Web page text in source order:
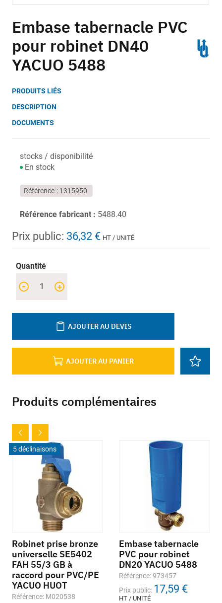
to
the
beginning
of
the
gallery
Embase tabernacle PVC
pour robinet DN40
YACUO 5488
PRODUITS LIÉS
DESCRIPTION
DOCUMENTS
stocks / disponibilité
En stock
Référence 1315950
Référence fabricant : 5488.40
Prix public: 36,32 € HT / UNITÉ
Quantité
+
-
AJOUTER AU PANIER
AJOUTER AU DEVIS
Produits complémentaires
5 déclinaisons
Robinet prise bronze
universelle SE5402
FAH 55/3 GB à
raccord pour PVC/PE
YACUO HUOT
Référence: M020538
Embase tabernacle
PVC pour robinet
DN20 YACUO 5488
Référence: 973457
Prix public: 17,59 €
HT / UNITÉ